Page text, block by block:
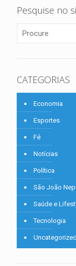
Pesquise no
CATEGORIAS
Economia
Esportes
Fé
Notícias
Política
São João
Saúde e
Tecnologia
Uncategorized